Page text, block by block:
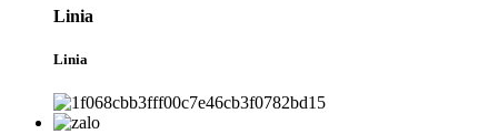
Linia
Linia